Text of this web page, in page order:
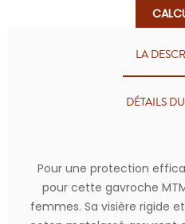
LA
DÉTAILS
Pour une protection
pour cette gavroche
femmes. Sa visière rigide